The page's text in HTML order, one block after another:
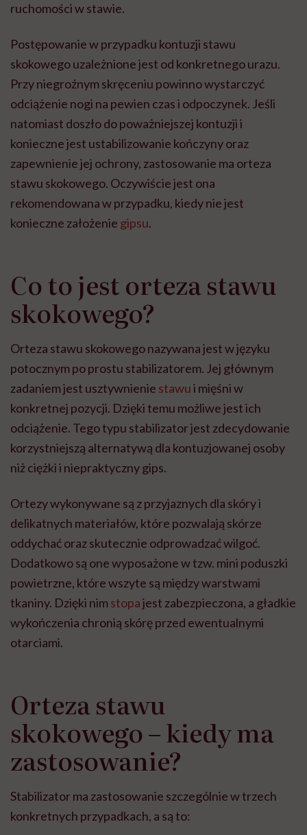
ruchomości w stawie.
Postępowanie w przypadku kontuzji stawu
skokowego uzależnione jest od konkretnego urazu.
Przy niegroźnym skręceniu powinno wystarczyć
odciążenie nogi na pewien czas i odpoczynek. Jeśli
natomiast doszło do poważniejszej kontuzji i
konieczne jest ustabilizowanie kończyny oraz
zapewnienie jej ochrony, zastosowanie ma orteza
stawu skokowego. Oczywiście jest ona
rekomendowana w przypadku, kiedy nie jest
konieczne założenie gipsu.
Co to jest orteza stawu
skokowego?
Orteza stawu skokowego nazywana jest w języku
potocznym po prostu stabilizatorem. Jej głównym
zadaniem jest usztywnienie stawui mięśni w
konkretnej pozycji. Dzięki temu możliwe jest ich
odciążenie. Tego typu stabilizator jest zdecydowanie
korzystniejszą alternatywą dla kontuzjowanej osoby
niż ciężki i niepraktyczny gips.
Ortezy wykonywane są z przyjaznych dla skóry i
delikatnych materiałów, które pozwalają skórze
oddychać oraz skutecznie odprowadzać wilgoć.
Dodatkowo są one wyposażone w tzw. mini poduszki
powietrzne, które wszyte są między warstwami
tkaniny. Dzięki nimstopajest zabezpieczona, a gładkie
wykończenia chronią skórę przed ewentualnymi
otarciami.
Orteza stawu
skokowego – kiedy ma
zastosowanie?
Stabilizator ma zastosowanie szczególnie w trzech
konkretnych przypadkach, a są to: